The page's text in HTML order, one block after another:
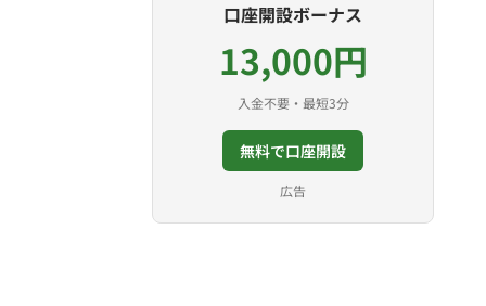
口座開設ボーナス
13,000円
入金不要・最短3分
無料で口座開設
広告